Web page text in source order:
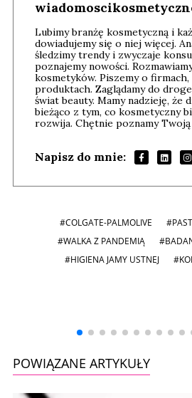
Lubimy branżę kosmetyczną i
dowiadujemy się o niej więcej.
śledzimy trendy i zwyczaje
poznajemy nowości.
kosmetyków. Piszemy o
produktach. Zaglądamy do
świat beauty. Mamy nadzieję, że
bieżąco z tym, co kosmetyczny
rozwija. Chętnie poznamy
Napisz do mnie:
#COLGATE-PALMOLIVE
#WALKA Z PANDEMIĄ
#HIGIENA JAMY USTNEJ
POWIĄZANE ARTYKUŁY